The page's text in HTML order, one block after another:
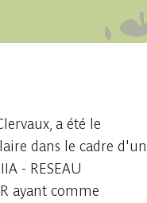
a été le
dans le cadre d'un
- RESEAU
ayant comme